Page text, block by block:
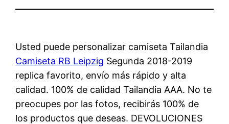
Usted puede personalizar camiseta Tailandia
Camiseta RB Leipzig Segunda 2018-2019
replica favorito, envío más rápido y alta
calidad. 100% de calidad Tailandia AAA. No te
preocupes por las fotos, recibirás 100% de
los productos que deseas. DEVOLUCIONES